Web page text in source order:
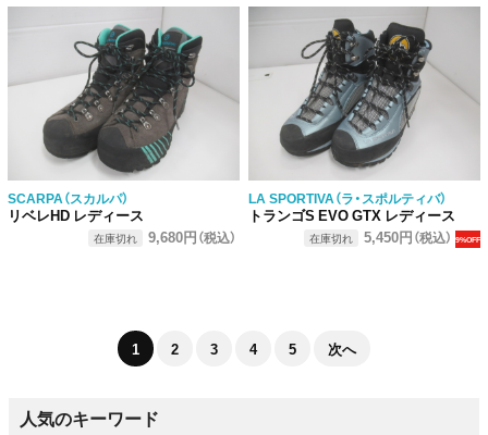
SCARPA（スカルパ）
リベレHD レディース
在庫切れ 9,680円（税込）
LA SPORTIVA（ラ・スポルティバ）
トランゴS EVO GTX レディース
在庫切れ 5,450円（税込） 9%OFF
1 2 3 4 5 次へ
人気のキーワード